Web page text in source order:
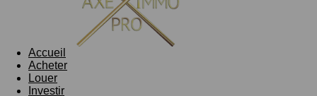
Accueil
Acheter
Louer
Investir